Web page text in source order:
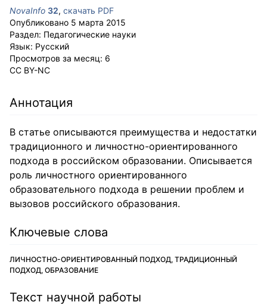
NovaInfo 32, скачать PDF
Опубликовано 5 марта 2015
Раздел: Педагогические науки
Язык: Русский
Просмотров за месяц: 6
CC BY-NC
Аннотация
В статье описываются преимущества и недостатки
традиционного и личностно-ориентированного
подхода в российском образовании. Описывается
роль личностного ориентированного
образовательного подхода в решении проблем и
вызовов российского образования.
Ключевые слова
ЛИЧНОСТНО-ОРИЕНТИРОВАННЫЙ ПОДХОД, ТРАДИЦИОННЫЙ
ПОДХОД, ОБРАЗОВАНИЕ
Текст научной работы